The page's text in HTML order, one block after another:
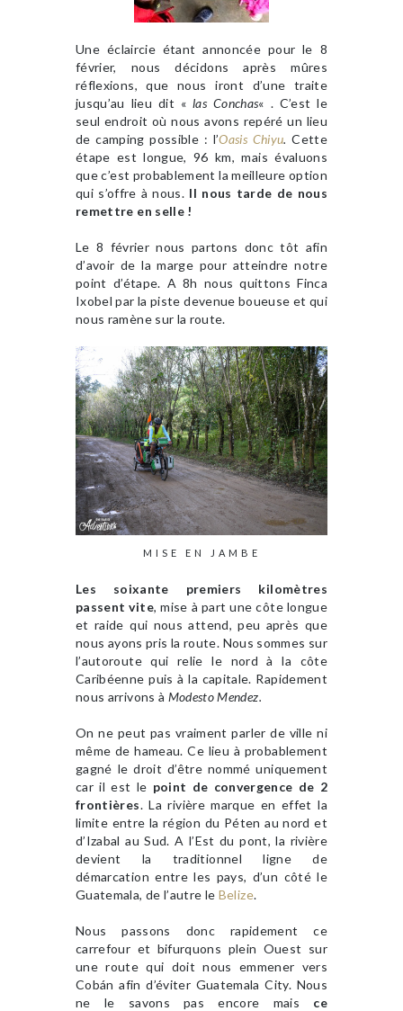
Une éclaircie étant annoncée pour le 8
février, nous décidons après mûres
réflexions, que nous iront d’une traite
jusqu’au lieu dit « las Conchas« . C’est le
seul endroit où nous avons repéré un lieu
de camping possible : l’Oasis Chiyu. Cette
étape est longue, 96 km, mais évaluons
que c’est probablement la meilleure option
qui s’offre à nous. Il nous tarde de nous
remettre en selle !
Le 8 février nous partons donc tôt afin
d’avoir de la marge pour atteindre notre
point d’étape. A 8h nous quittons Finca
Ixobel par la piste devenue boueuse et qui
nous ramène sur la route.
MISE EN JAMBE
Les soixante premiers kilomètres
passent vite, mise à part une côte longue
et raide qui nous attend, peu après que
nous ayons pris la route. Nous sommes sur
l’autoroute qui relie le nord à la côte
Caribéenne puis à la capitale. Rapidement
nous arrivons à Modesto Mendez.
On ne peut pas vraiment parler de ville ni
même de hameau. Ce lieu à probablement
gagné le droit d’être nommé uniquement
car il est le point de convergence de 2
frontières. La rivière marque en effet la
limite entre la région du Péten au nord et
d’Izabal au Sud. A l’Est du pont, la rivière
devient la traditionnel ligne de
démarcation entre les pays, d’un côté le
Guatemala, de l’autre le Belize.
Nous passons donc rapidement ce
carrefour et bifurquons plein Ouest sur
une route qui doit nous emmener vers
Cobán afin d’éviter Guatemala City. Nous
ne le savons pas encore mais ce